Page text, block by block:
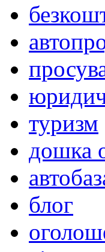
туризм
дошка
блог